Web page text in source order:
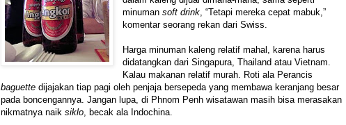
minumansoft drink, “Tetapi mereka cepat mabuk,”
komentar seorang rekan dari Swiss.
Harga minuman kaleng relatif mahal, karena harus
didatangkan dari Singapura, Thailand atau Vietnam.
Kalau makanan relatif murah. Roti ala Perancis
baguette dijajakan tiap pagi oleh penjaja bersepeda yang membawa keranjang besar
pada boncengannya. Jangan lupa, di Phnom Penh wisatawan masih bisa merasakan
nikmatnya naik siklo, becak ala Indochina.